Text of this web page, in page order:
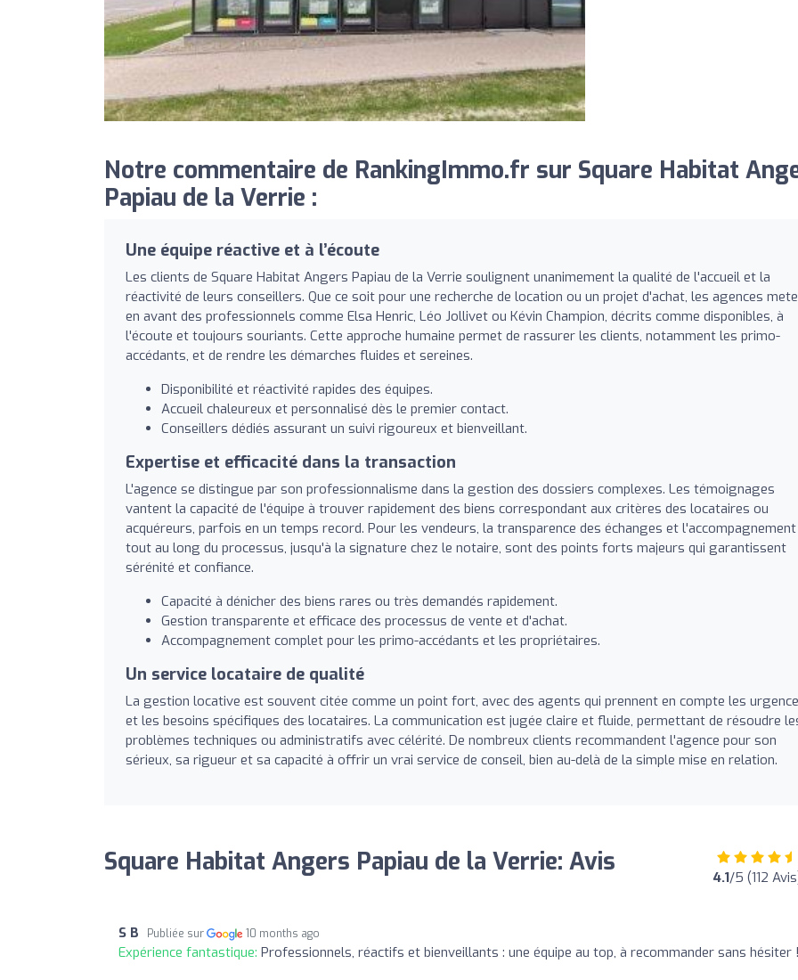
Notre commentaire de RankingImmo.fr sur Square Habitat
Papiau de la Verrie :
Une équipe réactive et à l’écoute
Les clients de Square Habitat Angers Papiau de la Verrie soulignent unanimement la qualité de l'accueil et la
réactivité de leurs conseillers. Que ce soit pour une recherche de location ou un projet d'achat, les agences
en avant des professionnels comme Elsa Henric, Léo Jollivet ou Kévin Champion, décrits comme disponibles, à
l'écoute et toujours souriants. Cette approche humaine permet de rassurer les clients, notamment les primo-
accédants, et de rendre les démarches fluides et sereines.
Disponibilité et réactivité rapides des équipes.
Accueil chaleureux et personnalisé dès le premier contact.
Conseillers dédiés assurant un suivi rigoureux et bienveillant.
Expertise et efficacité dans la transaction
L'agence se distingue par son professionnalisme dans la gestion des dossiers complexes. Les témoignages
vantent la capacité de l'équipe à trouver rapidement des biens correspondant aux critères des locataires ou
acquéreurs, parfois en un temps record. Pour les vendeurs, la transparence des échanges et l'accompagnement
tout au long du processus, jusqu'à la signature chez le notaire, sont des points forts majeurs qui garantissent
sérénité et confiance.
Capacité à dénicher des biens rares ou très demandés rapidement.
Gestion transparente et efficace des processus de vente et d'achat.
Accompagnement complet pour les primo-accédants et les propriétaires.
Un service locataire de qualité
La gestion locative est souvent citée comme un point fort, avec des agents qui prennent en compte les
et les besoins spécifiques des locataires. La communication est jugée claire et fluide, permettant de résoudre
problèmes techniques ou administratifs avec célérité. De nombreux clients recommandent l'agence pour son
sérieux, sa rigueur et sa capacité à offrir un vrai service de conseil, bien au-delà de la simple mise en relation.
Square Habitat Angers Papiau de la Verrie: Avis 4.1/5 (112
S B Publiée sur 10 months ago
Expérience fantastique: Professionnels, réactifs et bienveillants : une équipe au top, à recommander sans hésiter